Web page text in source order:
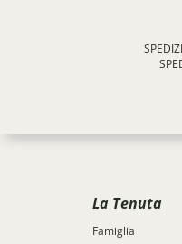
La Tenuta
Famiglia